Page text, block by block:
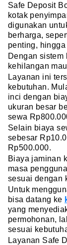
Safe Deposit
kotak
digunakan
berharga,
penting,
Dengan sistem
kehilangan
Layanan ini
kebutuhan.
inci dengan
ukuran besar
sewa
Selain biaya
sebesar
Rp500.000.
Biaya jaminan
masa
sesuai dengan
Untuk
bisa datang ke
yang
permohonan,
sesuai
Layanan Safe